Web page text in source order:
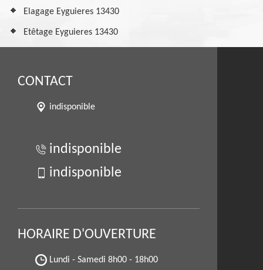
Elagage Eyguieres 13430
Etêtage Eyguieres 13430
CONTACT
indisponible
indisponible
indisponible
HORAIRE D'OUVERTURE
Lundi - Samedi 8h00 - 18h00